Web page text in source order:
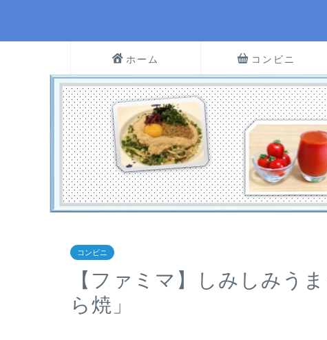
ホーム コンビニ
コンビニ
【ファミマ】しみしみう
ら焼」